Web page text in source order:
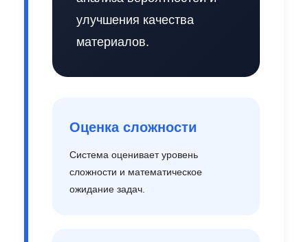
улучшения качества
материалов.
Оценка сложности
Система оценивает уровень
сложности и математическое
ожидание задач.